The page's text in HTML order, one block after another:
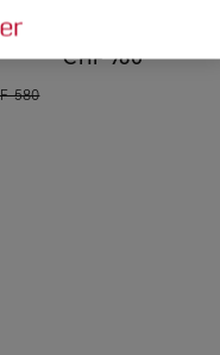
580
CHF 760